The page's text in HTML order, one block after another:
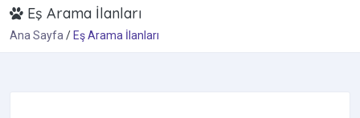
Eş Arama İlanları
Ana Sayfa Eş Arama İlanları